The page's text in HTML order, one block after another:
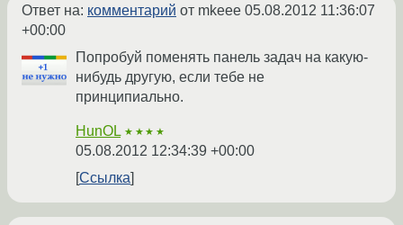
Ответ на: комментарий от mkeee 05.08.2012 11:36:07
+00:00
Попробуй поменять панель задач на какую-
нибудь другую, если тебе не
принципиально.
HunOL ★★★★
05.08.2012 12:34:39 +00:00
Ссылка